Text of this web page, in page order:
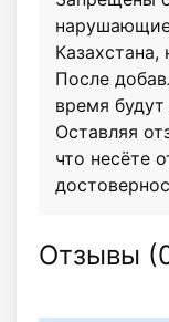
нарушающие
После
время
Оставляя
что несёте
Отзывы (